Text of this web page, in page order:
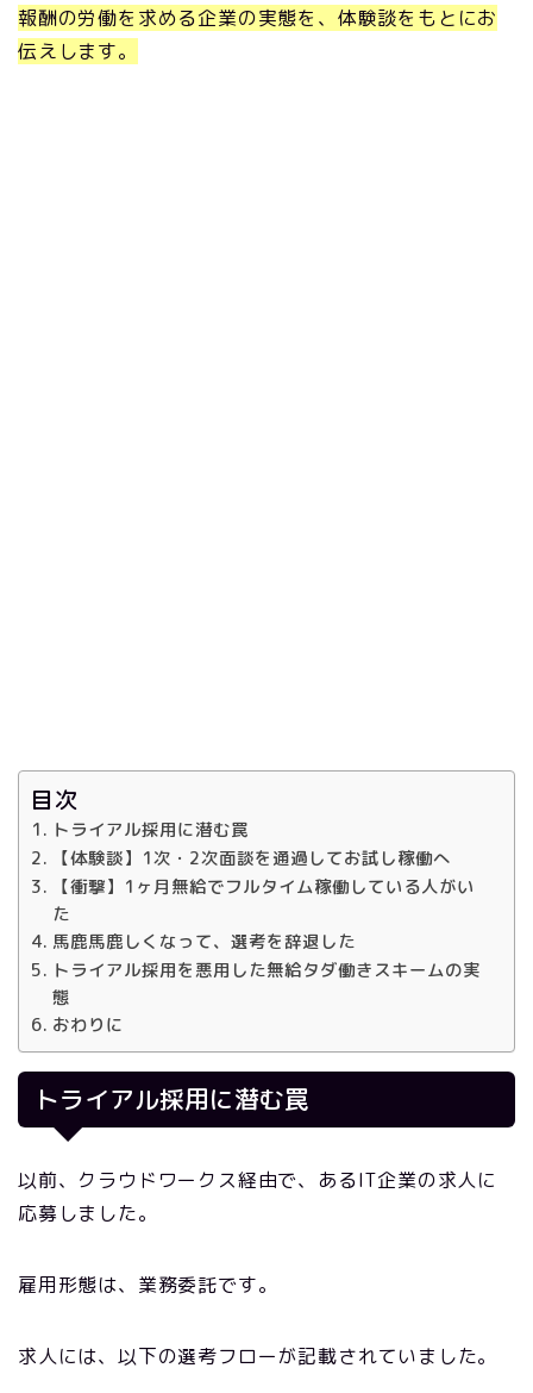
報酬の労働を求める企業の実態を、体験談をもとにお
伝えします。
目次
トライアル採用に潜む罠
【体験談】1次・2次面談を通過してお試し稼働へ
【衝撃】1ヶ月無給でフルタイム稼働している人がい
た
馬鹿馬鹿しくなって、選考を辞退した
トライアル採用を悪用した無給タダ働きスキームの実
態
おわりに
トライアル採用に潜む罠
以前、クラウドワークス経由で、あるIT企業の求人に
応募しました。
雇用形態は、業務委託です。
求人には、以下の選考フローが記載されていました。